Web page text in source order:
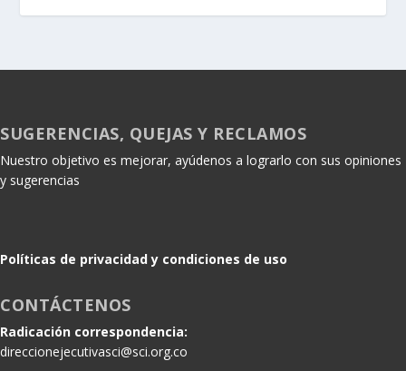
SUGERENCIAS, QUEJAS Y RECLAMOS
Nuestro objetivo es mejorar, ayúdenos a lograrlo con sus opiniones
y sugerencias
Políticas de privacidad y condiciones de uso
CONTÁCTENOS
Radicación correspondencia:
direccionejecutivasci@sci.org.co